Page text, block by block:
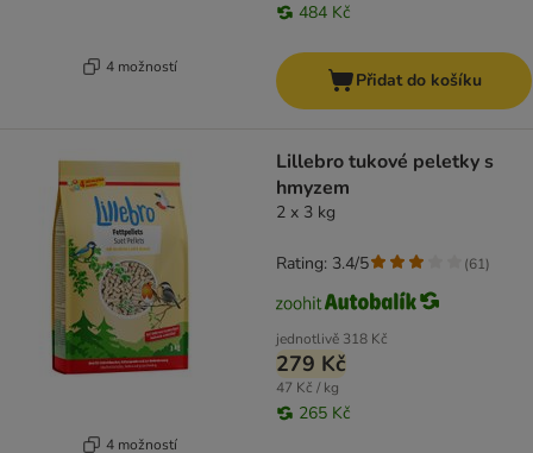
4 možností
484 Kč
Přidat do košíku
4 možností
Lillebro tukové peletky s
hmyzem
2 x 3 kg
jednotlivě 318 Kč
279 Kč
47 Kč / kg
265 Kč
Rating: 3.4/5 (61)